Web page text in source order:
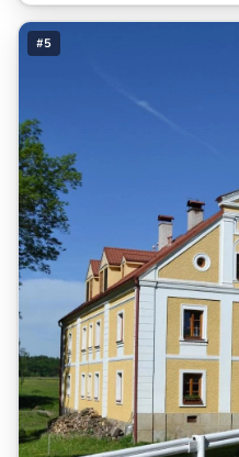
#5